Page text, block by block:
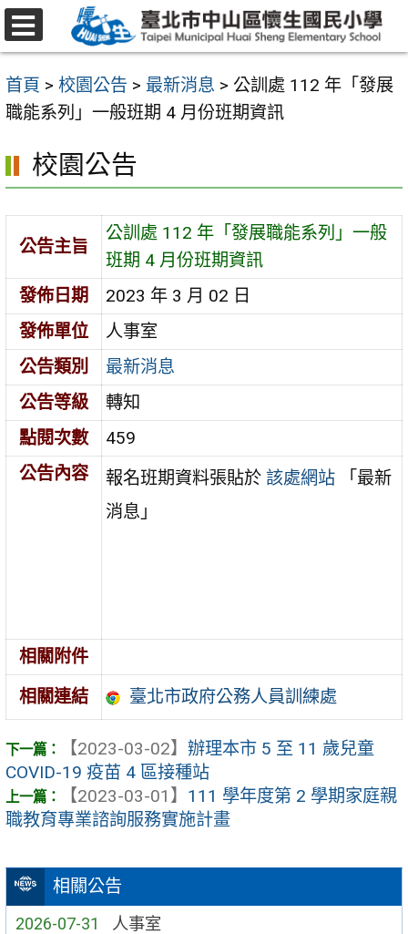
跳
至
要
內
區
首頁 > 校園公告 > 最新消息 > 公訓處 112 年「發展
職能系列」一般班期 4 月份班期資訊
相關公告
2026-07-31 人事室
校園公告
公告主旨
公訓處 112 年「發展職能系列」一般
班期 4 月份班期資訊
發佈日期
2023 年 3 月 02 日
發佈單位
人事室
公告類別
最新消息
公告等級
轉知
點閱次數
459
公告內容
報名班期資料張貼於該處網站 「最新
消息」
相關附件
相關連結
臺北市政府公務人員訓練處
【2023-03-02】 辦理本市 5 至 11 歲兒童
COVID-19 疫苗 4 區接種站
【2023-03-01】 111 學年度第 2 學期家庭親
職教育專業諮詢服務實施計畫
選
單